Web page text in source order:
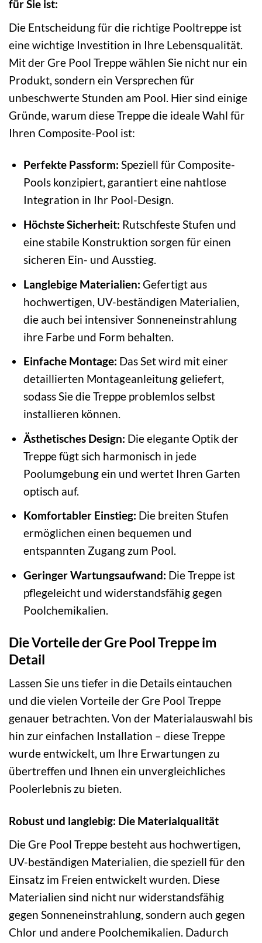
für Sie ist:
Die Entscheidung für die richtige Pooltreppe ist
eine wichtige Investition in Ihre Lebensqualität.
Mit der Gre Pool Treppe wählen Sie nicht nur ein
Produkt, sondern ein Versprechen für
unbeschwerte Stunden am Pool. Hier sind einige
Gründe, warum diese Treppe die ideale Wahl für
Ihren Composite-Pool ist:
Perfekte Passform: Speziell für Composite-
Pools konzipiert, garantiert eine nahtlose
Integration in Ihr Pool-Design.
Höchste Sicherheit: Rutschfeste Stufen und
eine stabile Konstruktion sorgen für einen
sicheren Ein- und Ausstieg.
Langlebige Materialien: Gefertigt aus
hochwertigen, UV-beständigen Materialien,
die auch bei intensiver Sonneneinstrahlung
ihre Farbe und Form behalten.
Einfache Montage: Das Set wird mit einer
detaillierten Montageanleitung geliefert,
sodass Sie die Treppe problemlos selbst
installieren können.
Ästhetisches Design: Die elegante Optik der
Treppe fügt sich harmonisch in jede
Poolumgebung ein und wertet Ihren Garten
optisch auf.
Komfortabler Einstieg: Die breiten Stufen
ermöglichen einen bequemen und
entspannten Zugang zum Pool.
Geringer Wartungsaufwand: Die Treppe ist
pflegeleicht und widerstandsfähig gegen
Poolchemikalien.
Die Vorteile der Gre Pool Treppe im
Detail
Lassen Sie uns tiefer in die Details eintauchen
und die vielen Vorteile der Gre Pool Treppe
genauer betrachten. Von der Materialauswahl bis
hin zur einfachen Installation – diese Treppe
wurde entwickelt, um Ihre Erwartungen zu
übertreffen und Ihnen ein unvergleichliches
Poolerlebnis zu bieten.
Robust und langlebig: Die Materialqualität
Die Gre Pool Treppe besteht aus hochwertigen,
UV-beständigen Materialien, die speziell für den
Einsatz im Freien entwickelt wurden. Diese
Materialien sind nicht nur widerstandsfähig
gegen Sonneneinstrahlung, sondern auch gegen
Chlor und andere Poolchemikalien. Dadurch